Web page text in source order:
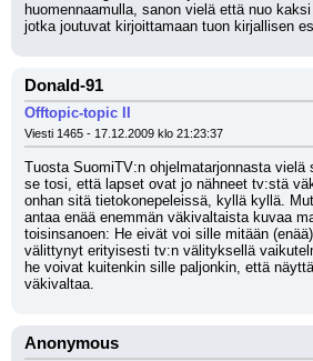
huomennaamulla, sanon vielä että nuo
jotka joutuvat kirjoittamaan tuon kirjallisen
Donald-91
Offtopic-topic II
Viesti 1465 - 17.12.2009 klo 21:23:37
Tuosta SuomiTV:n ohjelmatarjonnasta vielä
se tosi, että lapset ovat jo nähneet tv:stä
onhan sitä tietokonepeleissä, kyllä kyllä.
antaa enää enemmän väkivaltaista kuvaa
toisinsanoen: He eivät voi sille mitään
välittynyt erityisesti tv:n välityksellä
he voivat kuitenkin sille paljonkin, että
väkivaltaa.
Anonymous